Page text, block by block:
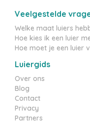
Veelgestelde
Welke maat luiers
Hoe kies ik een luier
Hoe moet je een luier
Luiergids
Over ons
Blog
Contact
Privacy
Partners